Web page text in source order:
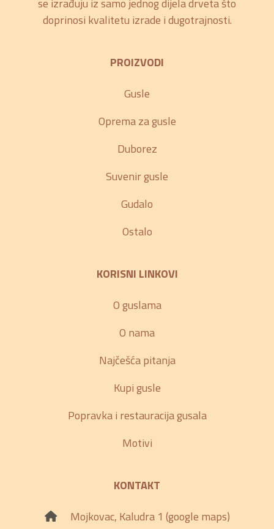
doprinosi kvalitetu izrade i dugotrajnosti.
PROIZVODI
Gusle
Oprema za gusle
Duborez
Suvenir gusle
Gudalo
Ostalo
KORISNI LINKOVI
O guslama
O nama
Najčešća pitanja
Kupi gusle
Popravka i restauracija gusala
Motivi
KONTAKT
Mojkovac, Kaludra 1 (google maps)